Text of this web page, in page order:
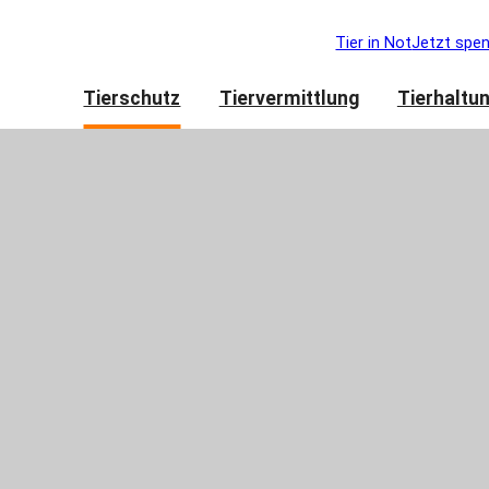
Tier in NotJetzt
Tierschutz Tiervermittlung